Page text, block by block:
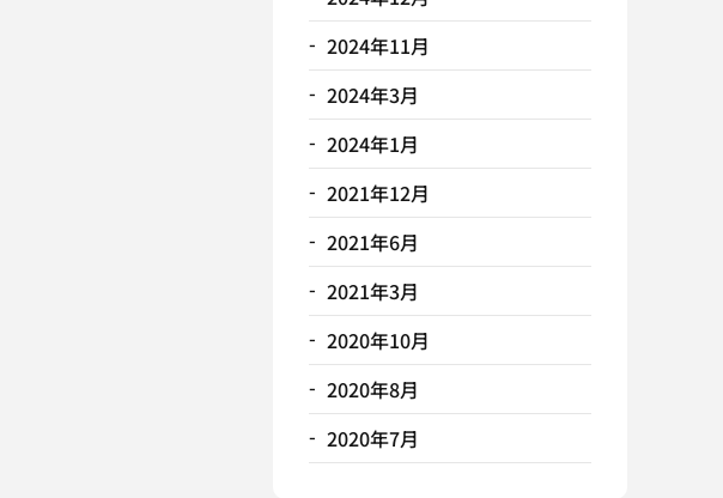
2024年11月
2024年3月
2024年1月
2021年12月
2021年6月
2021年3月
2020年10月
2020年8月
2020年7月